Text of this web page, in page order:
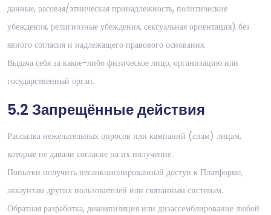
данные, расовая/этническая принадлежность, политические
убеждения, религиозные убеждения, сексуальная ориентация) без
явного согласия и надлежащего правового основания.
Выдача себя за какое-либо физическое лицо, организацию или
государственный орган.
5.2 Запрещённые действия
Рассылка нежелательных опросов или кампаний (спам) лицам,
которые не давали согласие на их получение.
Попытки получить несанкционированный доступ к Платформе,
аккаунтам других пользователей или связанным системам.
Обратная разработка, декомпиляция или дизассемблирование любой